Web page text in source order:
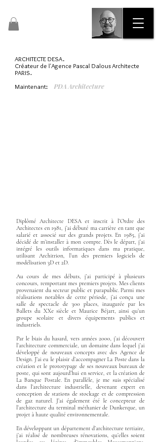
Artiste Peintre N° 47435
ARCHITECTE DESA.
Créateur de l'Agence Pascal Dalous Architecte
PARIS.
Maintenant:
PDA Architecture
Diplômé Architecte DESA et inscrit à l’Ordre des
Architectes en 1981, j’ai débuté ma carrière en tant que
salarié et associé sur des grands projets. En 1985, j’ai
décidé de m’installer à mon compte. Dès le départ, j’ai
intégré les outils informatiques dans ma pratique,
utilisant Architrion, l’un des premiers logiciels de
modélisation 3D et 2D.
Au cours de mes débuts, j’ai participé à plusieurs
concours, remportant mes premiers projets. Mes clients
provenaient du secteur public et parapublic. Parmi mes
réalisations notables de cette période, j’ai conçu une
salle de spectacle de 300 places, inaugurée par les
Ballets du XXe siècle et Maurice Béjart, ainsi qu’un
groupe scolaire et divers équipements publics et
industriels.
Par le biais du hasard, vers années 2000, j’ai découvert
l’architecture commerciale, un domaine dans lequel j’ai
développé de nouveaux concepts avec des Agence de
Design. J’ai eu le plaisir d’accompagner La Poste dans la
création et le prototypage de ses nouveaux bureaux de
poste, qui sont aujourd’hui en service, et la création de
La Banque Postale. En parallèle, je me suis spécialisé
dans l’architecture industrielle, devenant expert en
conception de stations de stockage et de compression
de gaz naturel. J’ai également été le concepteur de
l’architecture du terminal méthanier de Dunkerque, un
projet à haute qualité environnementale.
En développant un département d’architecture tertiaire,
j’ai réalisé de nombreuses rénovations, qu’elles soient